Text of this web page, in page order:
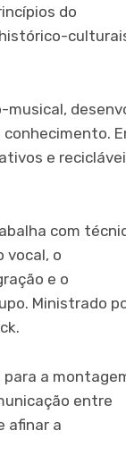
do
musical,
e
com
vocal, o
e o
Ministrado
para a
entre
afinar a